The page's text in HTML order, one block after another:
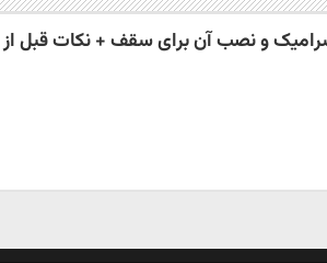
و نصب آن برای سقف + نکات قبل